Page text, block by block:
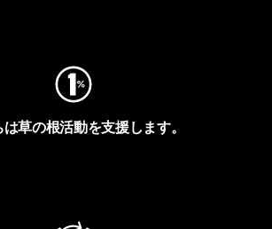
草の根活動を支援します。